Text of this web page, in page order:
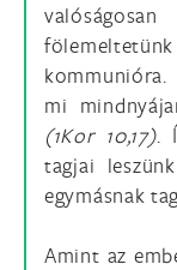
kommunióra.
mi
(1Kor 10,17).
tagjai leszünk
egymásnak
Amint az